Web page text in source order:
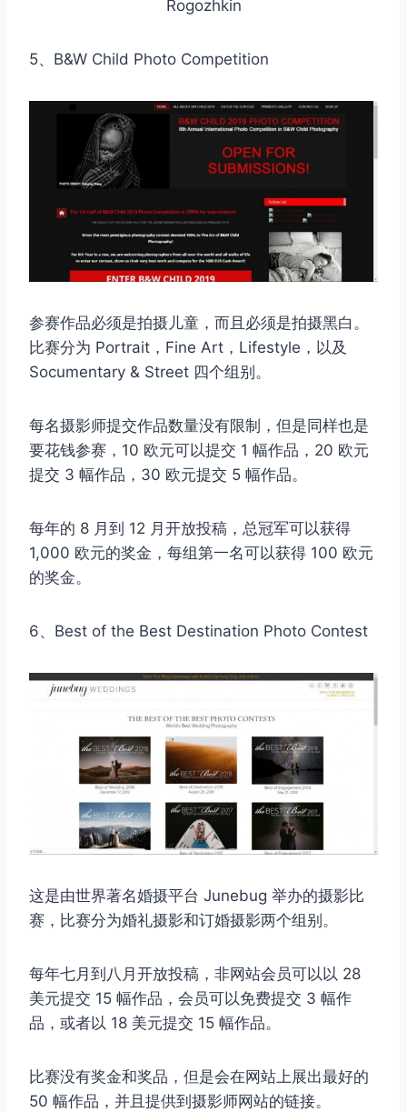
Rogozhkin
5、B&W Child Photo Competition
参赛作品必须是拍摄儿童，而且必须是拍摄黑白。
比赛分为 Portrait，Fine Art，Lifestyle，以及
Socumentary & Street 四个组别。
每名摄影师提交作品数量没有限制，但是同样也是
要花钱参赛，10 欧元可以提交 1 幅作品，20 欧元
提交 3 幅作品，30 欧元提交 5 幅作品。
每年的 8 月到 12 月开放投稿，总冠军可以获得
1,000 欧元的奖金，每组第一名可以获得 100 欧元
的奖金。
6、Best of the Best Destination Photo Contest
这是由世界著名婚摄平台 Junebug 举办的摄影比
赛，比赛分为婚礼摄影和订婚摄影两个组别。
每年七月到八月开放投稿，非网站会员可以以 28
美元提交 15 幅作品，会员可以免费提交 3 幅作
品，或者以 18 美元提交 15 幅作品。
比赛没有奖金和奖品，但是会在网站上展出最好的
50 幅作品，并且提供到摄影师网站的链接。
取消 搜索